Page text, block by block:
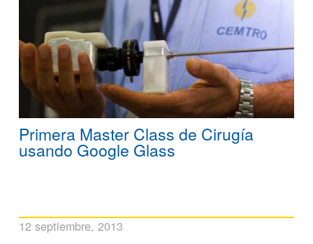
Primera Master Class de Cirugía
usando Google Glass
12 septiembre, 2013